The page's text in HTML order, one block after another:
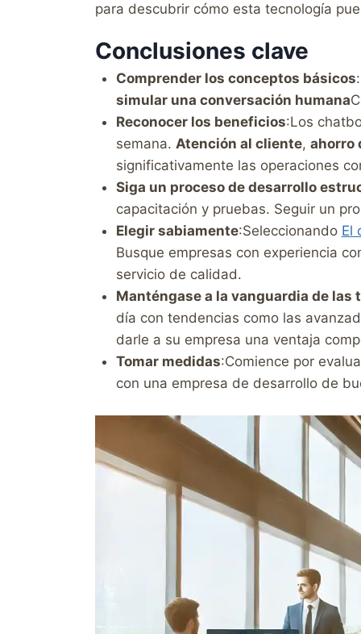
para descubrir cómo esta tecnología
Conclusiones clave
Comprender los conceptos básicos
simular una conversación humana
Reconocer los beneficios:Los
semana. Atención al cliente, ahorro
significativamente las operaciones
Siga un proceso de desarrollo
capacitación y pruebas. Seguir un
Elegir sabiamente:Seleccionando El
Busque empresas con experiencia
servicio de calidad.
Manténgase a la vanguardia de
día con tendencias como las
darle a su empresa una ventaja
Tomar medidas:Comience por
con una empresa de desarrollo de